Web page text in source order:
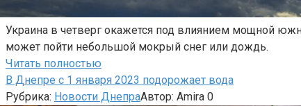
Украина в четверг окажется под влиянием мощной
может пойти небольшой мокрый снег или дождь.
Читать полностью
В Днепре с 1 января 2023 подорожает вода
Рубрика: Новости ДнепраАвтор: Amira 0